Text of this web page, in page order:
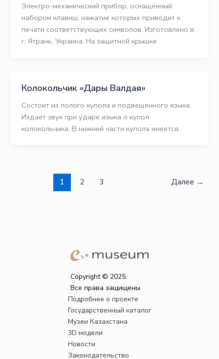
Электро-механический прибор, оснащённый
набором клавиш, нажатие которых приводит к
печати соответствующих символов. Изготовлено в
г. Ятрань, Украина. На защитной крышке
Колокольчик «Дары Валдая»
Состоит из полого купола и подвещенного языка.
Издает звук при ударе языка о купол
колокольчика. В нижней части купола имеется
1 2 3 Далее →
Copyright © 2025.
Все права защищены
Подробнее о проекте
Государственный каталог
Музеи Казахстана
3D модели
Новости
Законодательство